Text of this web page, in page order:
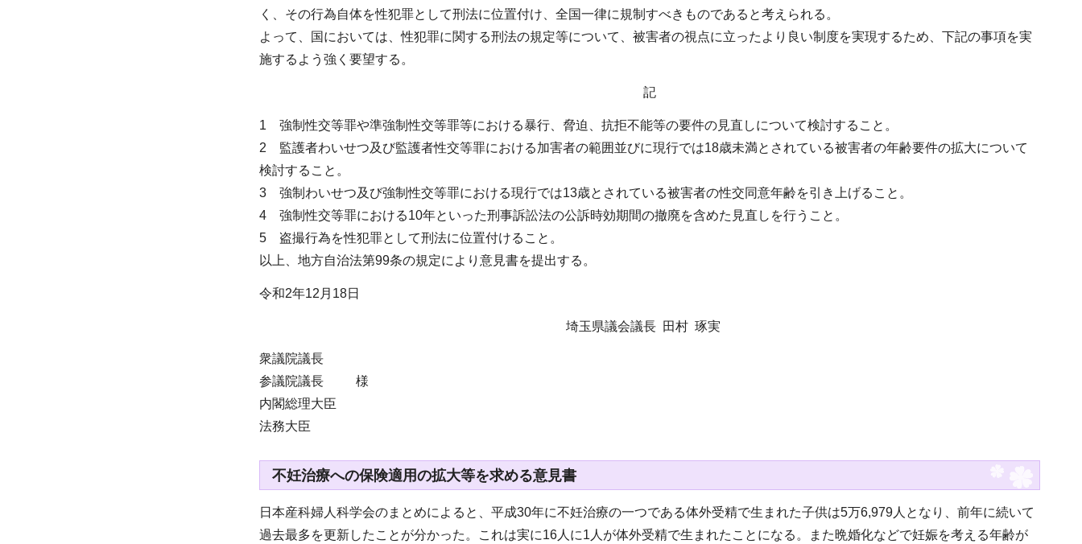
く、その行為自体を性犯罪として刑法に位置付け、全国一律に規制すべきものであると考えられる。
よって、国においては、性犯罪に関する刑法の規定等について、被害者の視点に立ったより良い制度を実現するため、下記の事項を実
施するよう強く要望する。
記
1 強制性交等罪や準強制性交等罪等における暴行、脅迫、抗拒不能等の要件の見直しについて検討すること。
2 監護者わいせつ及び監護者性交等罪における加害者の範囲並びに現行では18歳未満とされている被害者の年齢要件の拡大について
検討すること。
3 強制わいせつ及び強制性交等罪における現行では13歳とされている被害者の性交同意年齢を引き上げること。
4 強制性交等罪における10年といった刑事訴訟法の公訴時効期間の撤廃を含めた見直しを行うこと。
5 盗撮行為を性犯罪として刑法に位置付けること。
以上、地方自治法第99条の規定により意見書を提出する。
令和2年12月18日
埼玉県議会議長 田村 琢実
衆議院議長
参議院議長 様
内閣総理大臣
法務大臣
不妊治療への保険適用の拡大等を求める意見書
日本産科婦人科学会のまとめによると、平成30年に不妊治療の一つである体外受精で生まれた子供は5万6,979人となり、前年に続いて
過去最多を更新したことが分かった。これは実に16人に1人が体外受精で生まれたことになる。また晩婚化などで妊娠を考える年齢が